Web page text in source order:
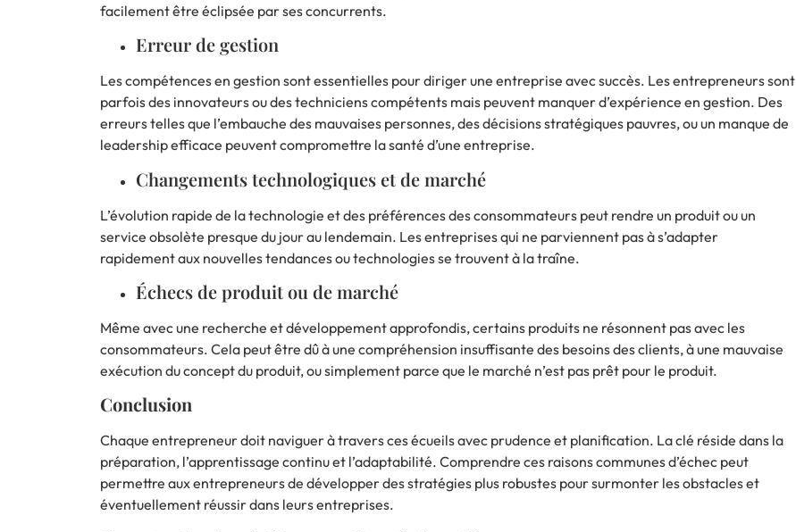
facilement être éclipsée par ses concurrents.
Erreur de gestion
Les compétences en gestion sont essentielles pour diriger une entreprise avec succès. Les entrepreneurs sont
parfois des innovateurs ou des techniciens compétents mais peuvent manquer d’expérience en gestion. Des
erreurs telles que l’embauche des mauvaises personnes, des décisions stratégiques pauvres, ou un manque de
leadership efficace peuvent compromettre la santé d’une entreprise.
Changements technologiques et de marché
L’évolution rapide de la technologie et des préférences des consommateurs peut rendre un produit ou un
service obsolète presque du jour au lendemain. Les entreprises qui ne parviennent pas à s’adapter
rapidement aux nouvelles tendances ou technologies se trouvent à la traîne.
Échecs de produit ou de marché
Même avec une recherche et développement approfondis, certains produits ne résonnent pas avec les
consommateurs. Cela peut être dû à une compréhension insuffisante des besoins des clients, à une mauvaise
exécution du concept du produit, ou simplement parce que le marché n’est pas prêt pour le produit.
Conclusion
Chaque entrepreneur doit naviguer à travers ces écueils avec prudence et planification. La clé réside dans la
préparation, l’apprentissage continu et l’adaptabilité. Comprendre ces raisons communes d’échec peut
permettre aux entrepreneurs de développer des stratégies plus robustes pour surmonter les obstacles et
éventuellement réussir dans leurs entreprises.